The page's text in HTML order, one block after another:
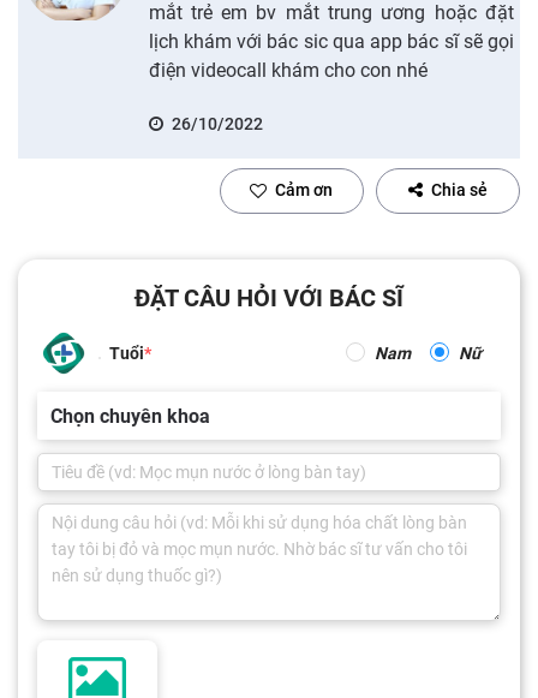
mắt trẻ em bv mắt trung ương hoặc đặt
lịch khám với bác sic qua app bác sĩ sẽ gọi
điện videocall khám cho con nhé
26/10/2022
Cảm ơn Chia sẻ
ĐẶT CÂU HỎI VỚI BÁC SĨ
Tuổi Nam Nữ
Chọn chuyên khoa